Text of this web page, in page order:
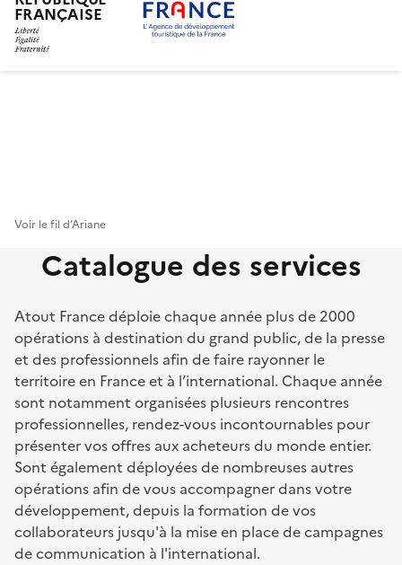
FRANÇAISE
Voir le fil d’Ariane
Catalogue des services
Atout France déploie chaque année plus de 2000
opérations à destination du grand public, de la presse
et des professionnels afin de faire rayonner le
territoire en France et à l’international. Chaque année
sont notamment organisées plusieurs rencontres
professionnelles, rendez-vous incontournables pour
présenter vos offres aux acheteurs du monde entier.
Sont également déployées de nombreuses autres
opérations afin de vous accompagner dans votre
développement, depuis la formation de vos
collaborateurs jusqu'à la mise en place de campagnes
de communication à l'international.